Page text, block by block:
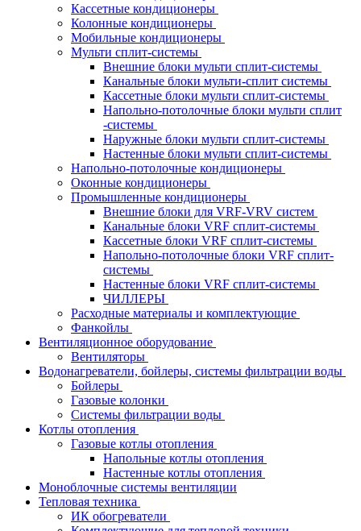
Кассетные кондиционеры
Колонные кондиционеры
Мобильные кондиционеры
Мульти сплит-системы
Внешние блоки мульти сплит-системы
Канальные блоки мульти-сплит системы
Кассетные блоки мульти сплит-системы
Напольно-потолочные блоки мульти сплит
-системы
Наружные блоки мульти сплит-системы
Настенные блоки мульти сплит-системы
Напольно-потолочные кондиционеры
Оконные кондиционеры
Промышленные кондиционеры
Внешние блоки для VRF-VRV систем
Канальные блоки VRF сплит-системы
Кассетные блоки VRF сплит-системы
Напольно-потолочные блоки VRF сплит-
системы
Настенные блоки VRF сплит-системы
ЧИЛЛЕРЫ
Расходные материалы и комплектующие
Фанкойлы
Вентиляционное оборудование
Вентиляторы
Водонагреватели, бойлеры, системы фильтрации воды
Бойлеры
Газовые колонки
Системы фильтрации воды
Котлы отопления
Газовые котлы отопления
Напольные котлы отопления
Настенные котлы отопления
Моноблочные системы вентиляции
Тепловая техника
ИК обогреватели